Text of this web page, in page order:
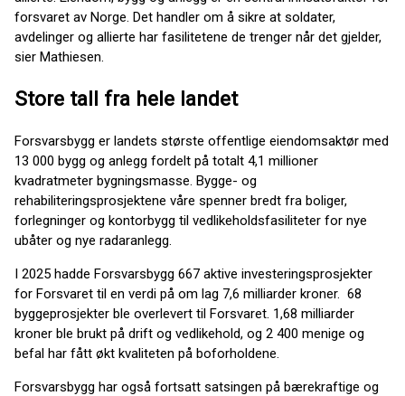
forsvaret av Norge. Det handler om å sikre at soldater,
avdelinger og allierte har fasilitetene de trenger når det gjelder,
sier Mathiesen.
Store tall fra hele landet
Forsvarsbygg er landets største offentlige eiendomsaktør med
13 000 bygg og anlegg fordelt på totalt 4,1 millioner
kvadratmeter bygningsmasse. Bygge- og
rehabiliteringsprosjektene våre spenner bredt fra boliger,
forlegninger og kontorbygg til vedlikeholdsfasiliteter for nye
ubåter og nye radaranlegg.
I 2025 hadde Forsvarsbygg 667 aktive investeringsprosjekter
for Forsvaret til en verdi på om lag 7,6 milliarder kroner. 68
byggeprosjekter ble overlevert til Forsvaret. 1,68 milliarder
kroner ble brukt på drift og vedlikehold, og 2 400 menige og
befal har fått økt kvaliteten på boforholdene.
Forsvarsbygg har også fortsatt satsingen på bærekraftige og